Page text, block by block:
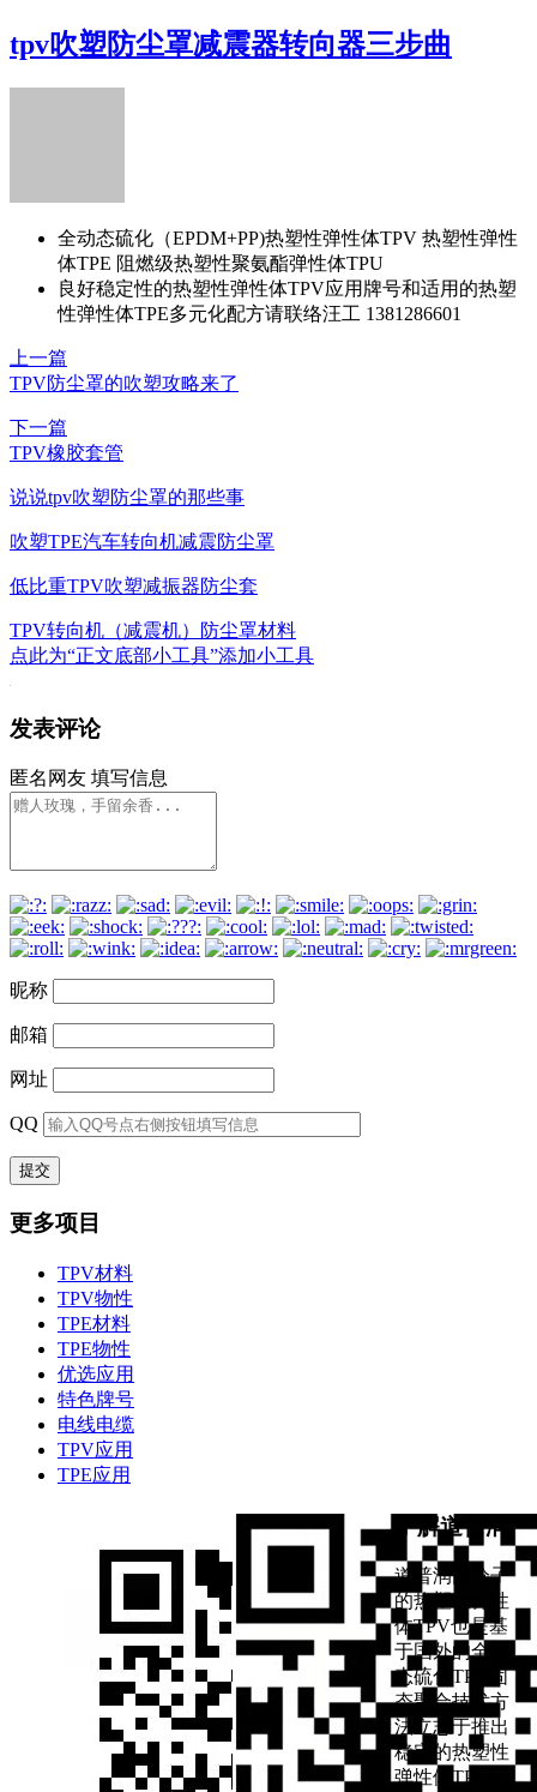
tpv吹塑防尘罩减震器转向器三步曲
全动态硫化（EPDM+PP)热塑性弹性体TPV 热塑性弹性
体TPE 阻燃级热塑性聚氨酯弹性体TPU
良好稳定性的热塑性弹性体TPV应用牌号和适用的热塑
性弹性体TPE多元化配方请联络汪工 1381286601
上一篇
TPV防尘罩的吹塑攻略来了
下一篇
TPV橡胶套管
说说tpv吹塑防尘罩的那些事
吹塑TPE汽车转向机减震防尘罩
低比重TPV吹塑减振器防尘套
TPV转向机（减震机）防尘罩材料
点此为“正文底部小工具”添加小工具
发表评论
匿名网友 填写信息
昵称
邮箱
网址
QQ
更多项目
TPV材料
TPV物性
TPE材料
TPE物性
优选应用
特色牌号
电线电缆
TPV应用
TPE应用
了解道普润
道普润高分子
的热塑性弹性
体TPV也是基
于国外的全动
态硫化TPV固
态聚合技术方
法立志于推出
稳定的热塑性
弹性体TPV应